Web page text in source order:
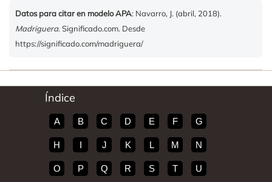
Datos para citar en modelo APA: Navarro, J. (abril, 2018).
Madriguera. Significado.com. Desde
https://significado.com/madriguera/
Índice
A B C D E F G
H I J K L M N
O P Q R S T U